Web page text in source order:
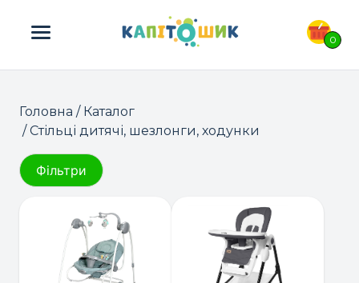
0
ПОШУК ТОВАРІВ:
Головна / Каталог
/ Стільці дитячі, шезлонги, ходунки
Фільтри